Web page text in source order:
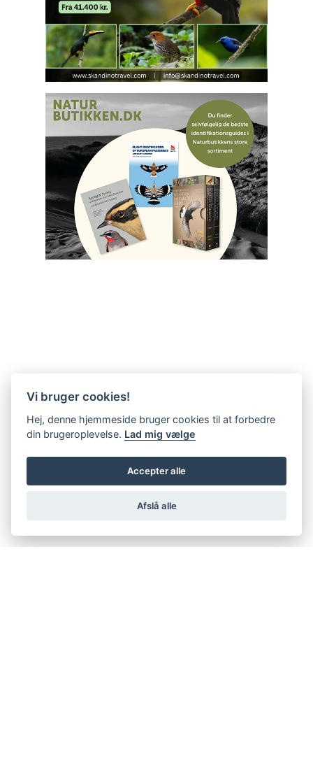
Vi bruger cookies!
Hej, denne hjemmeside bruger cookies til at forbedre
din brugeroplevelse. Lad mig vælge
Accepter alle
Afslå alle